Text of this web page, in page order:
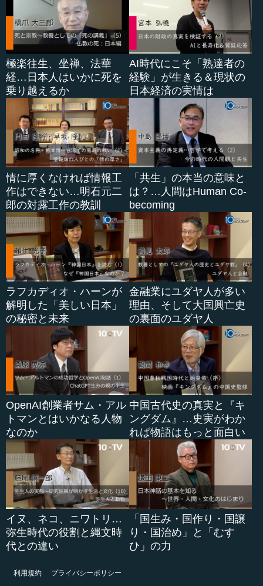
極楽往生、坐禅、法華
経…日本人はいかに死を
乗り越えるか
AI時代にこそ「熟達者の
経験」が生きる＆現状の
日本経済の実情は
情に厚くなければ情報工
作はできない…明石元二
郎の対露工作の教訓
「共生」の本当の意味と
は？…人間はHuman Co-
becoming
ラフカディオ・ハーンが
解明した「美しい日本」
の秘密と未来
金融業にユダヤ人が多い
理由、そして大国興亡史
の裏面のユダヤ人
OpenAI創業者サム・アル
トマンとはいかなる人物
なのか
中国古代史の真実と『キ
ングダム』…史実がわか
れば物語はもっと面白い
イヌ、ネコ、ニワトリ…
弥生時代の役割と縄文時
代との違い
「国生み・国作り・国譲
り・国治め」と「むす
ひ」の力
利用規約
プライバシーポリシー